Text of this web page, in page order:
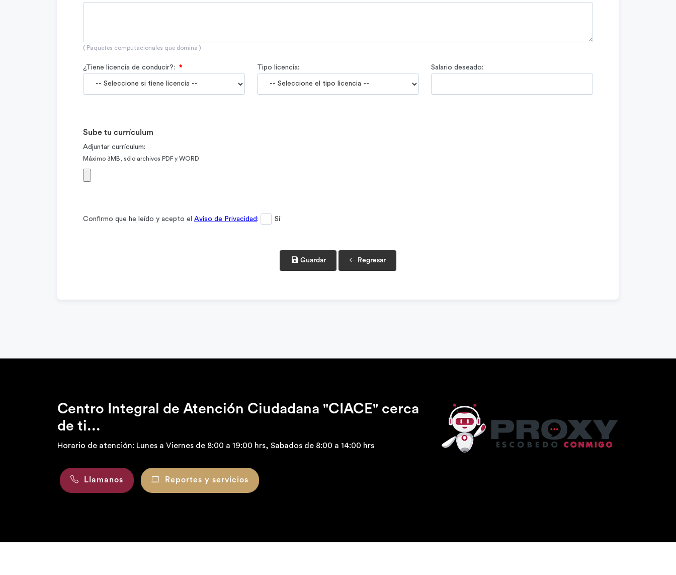
( Paquetes computacionales que domina )
¿Tiene licencia de conducir?: * Tipo licencia: Salario deseado:
Sube tu currículum
Adjuntar currículum:
Máximo 3MB, sólo archivos PDF y WORD
Confirmo que he leído y acepto el Aviso de Privacidad: Sí
Guardar Regresar
Centro Integral de Atención Ciudadana "CIACE" cerca
de ti...
Horario de atención: Lunes a Viernes de 8:00 a 19:00 hrs, Sabados de 8:00 a 14:00 hrs
Llamanos Reportes y servicios